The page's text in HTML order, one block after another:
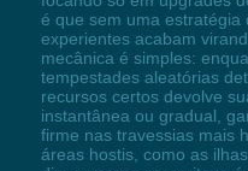
é que sem uma estratégia
experientes acabam
mecânica é simples:
tempestades aleatórias
recursos certos devolve
instantânea ou gradual,
firme nas travessias mais
áreas hostis, como as